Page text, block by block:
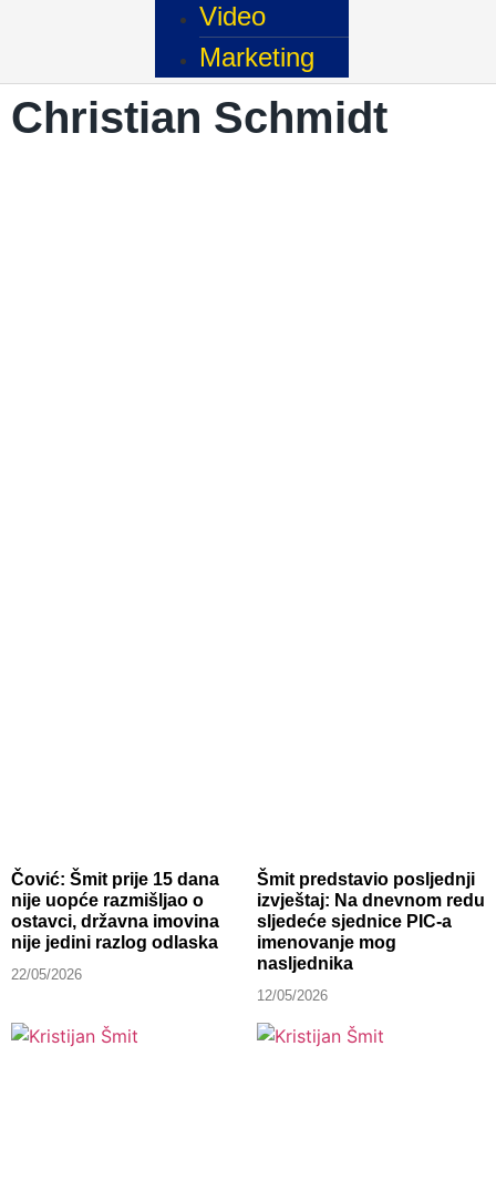
Video
Marketing
Christian Schmidt
Čović: Šmit prije 15 dana
nije uopće razmišljao o
ostavci, državna imovina
nije jedini razlog odlaska
22/05/2026
Šmit predstavio posljednji
izvještaj: Na dnevnom redu
sljedeće sjednice PIC-a
imenovanje mog
nasljednika
12/05/2026